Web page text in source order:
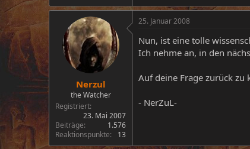
Nerzul
the Watcher
Registriert
23. Mai 2007
Beiträge
1.576
Reaktionspunkte
13
25. Januar 2008
Nun, ist eine tolle
Ich nehme an, in den
Auf deine Frage zurück
- NerZuL-